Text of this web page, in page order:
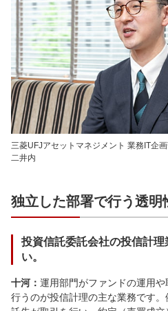
三菱UFJアセットマネジメント 業務IT企
二井内
独立した部署で行う透明
投資信託委託会社の投信計
い。
十河： 運用部門がファンドの運用
行うのが投信計理の主な業務です